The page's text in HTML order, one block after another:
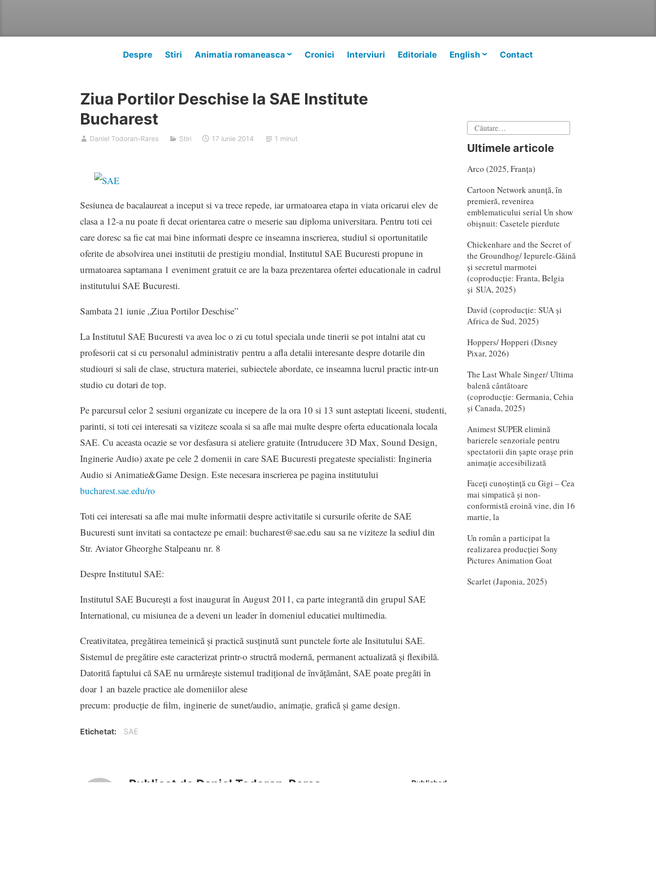
Despre Stiri Animatia romaneasca Cronici Interviuri Editoriale English Contact
Ziua Portilor Deschise la SAE Institute
Bucharest
Daniel Todoran-Rares Stiri 17 iunie 2014 1 minut
Sesiunea de bacalaureat a inceput si va trece repede, iar urmatoarea etapa in viata oricarui elev de
clasa a 12-a nu poate fi decat orientarea catre o meserie sau diploma universitara. Pentru toti cei
care doresc sa fie cat mai bine informati despre ce inseamna inscrierea, studiul si oportunitatile
oferite de absolvirea unei institutii de prestigiu mondial, Institutul SAE Bucuresti propune in
urmatoarea saptamana 1 eveniment gratuit ce are la baza prezentarea ofertei educationale in cadrul
institutului SAE Bucuresti.
Sambata 21 iunie „Ziua Portilor Deschise”
La Institutul SAE Bucuresti va avea loc o zi cu totul speciala unde tinerii se pot intalni atat cu
profesorii cat si cu personalul administrativ pentru a afla detalii interesante despre dotarile din
studiouri si sali de clase, structura materiei, subiectele abordate, ce inseamna lucrul practic intr-un
studio cu dotari de top.
Pe parcursul celor 2 sesiuni organizate cu incepere de la ora 10 si 13 sunt asteptati liceeni, studenti,
parinti, si toti cei interesati sa viziteze scoala si sa afle mai multe despre oferta educationala locala
SAE. Cu aceasta ocazie se vor desfasura si ateliere gratuite (Intruducere 3D Max, Sound Design,
Inginerie Audio) axate pe cele 2 domenii in care SAE Bucuresti pregateste specialisti: Ingineria
Audio si Animatie&Game Design. Este necesara inscrierea pe pagina institutului
bucharest.sae.edu/ro
Toti cei interesati sa afle mai multe informatii despre activitatile si cursurile oferite de SAE
Bucuresti sunt invitati sa contacteze pe email: bucharest@sae.edu sau sa ne viziteze la sediul din
Str. Aviator Gheorghe Stalpeanu nr. 8
Despre Institutul SAE:
Institutul SAE București a fost inaugurat în August 2011, ca parte integrantă din grupul SAE
International, cu misiunea de a deveni un leader în domeniul educatiei multimedia.
Creativitatea, pregătirea temeinică și practică susținută sunt punctele forte ale Insitutului SAE.
Sistemul de pregătire este caracterizat printr-o structră modernă, permanent actualizată și flexibilă.
Datorită faptului că SAE nu urmărește sistemul tradițional de învățământ, SAE poate pregăti în
doar 1 an bazele practice ale domeniilor alese
precum: producție de film, inginerie de sunet/audio, animație, grafică și game design.
Etichetat SAE
Publicat de Daniel Todoran-Rares Published
Caută
Ultimele articole
Arco (2025, Franța)
Cartoon Network anunță, în
premieră, revenirea
emblematicului serial Un show
obișnuit: Casetele pierdute
Chickenhare and the Secret of
the Groundhog/ Iepurele-Găină
și secretul marmotei
(coproducție: Franta, Belgia
și SUA, 2025)
David (coproducție: SUA și
Africa de Sud, 2025)
Hoppers/ Hopperi (Disney
Pixar, 2026)
The Last Whale Singer/ Ultima
balenă cântătoare
(coproducție: Germania, Cehia
și Canada, 2025)
Animest SUPER elimină
barierele senzoriale pentru
spectatorii din șapte orașe prin
animație accesibilizată
Faceți cunoștință cu Gigi – Cea
mai simpatică și non-
conformistă eroină vine, din 16
martie, la
Un român a participat la
realizarea producției Sony
Pictures Animation Goat
Scarlet (Japonia, 2025)